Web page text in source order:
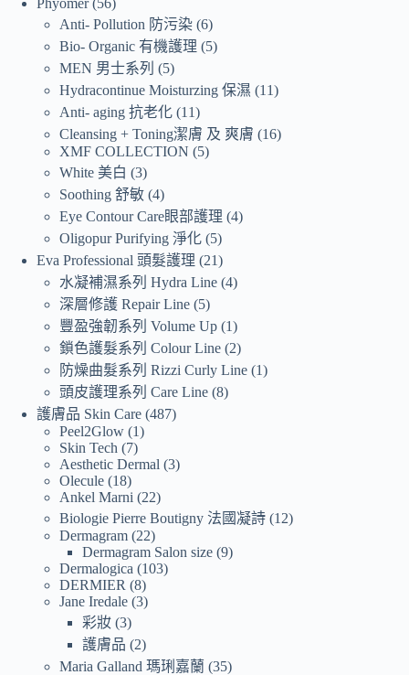
Anti- Pollution 防污染 6
Bio- Organic 有機護理
5
MEN 男士系列
5
Hydracontinue Moisturzing 保濕
11
Anti- aging 抗老化 11
Cleansing + Toning潔膚 及 爽膚
16
XMF COLLECTION
5
White 美白
3
Soothing 舒敏 4
Eye Contour Care眼部護理 4
Oligopur Purifying 淨化 5
Eva Professional 頭髮護理
21
水凝補濕系列 Hydra Line 4
深層修護 Repair Line 5
豐盈強韌系列 Volume Up 1
鎖色護髮系列 Colour Line 2
防燥曲髮系列 Rizzi Curly Line 1
頭皮護理系列 Care Line 8
護膚品 Skin Care 487
Peel2Glow 1
Skin Tech
7
Aesthetic Dermal 3
Olecule 18
Ankel Marni
22
Biologie Pierre Boutigny 法國凝詩 12
Dermagram 22
Dermagram Salon size 9
Dermalogica
103
DERMIER
8
Jane Iredale 3
彩妝 3
護膚品
2
Maria Galland 瑪琍嘉蘭 35